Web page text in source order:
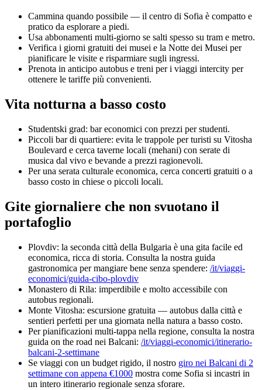
Cammina quando possibile — il centro di Sofia è compatto e
pratico da esplorare a piedi.
Usa abbonamenti multi-giorno se salti spesso su tram e metro.
Verifica i giorni gratuiti dei musei e la Notte dei Musei per
pianificare le visite e risparmiare sugli ingressi.
Prenota in anticipo autobus e treni per i viaggi intercity per
ottenere le tariffe più convenienti.
Vita notturna a basso costo
Studentski grad: bar economici con prezzi per studenti.
Piccoli bar di quartiere: evita le trappole per turisti su Vitosha
Boulevard e cerca taverne locali (mehani) con serate di
musica dal vivo e bevande a prezzi ragionevoli.
Per una serata culturale economica, cerca concerti gratuiti o a
basso costo in chiese o piccoli locali.
Gite giornaliere che non svuotano il
portafoglio
Plovdiv: la seconda città della Bulgaria è una gita facile ed
economica, ricca di storia. Consulta la nostra guida
gastronomica per mangiare bene senza spendere: /it/viaggi-
economici/guida-cibo-plovdiv
Monastero di Rila: imperdibile e molto accessibile con
autobus regionali.
Monte Vitosha: escursione gratuita — autobus dalla città e
sentieri perfetti per una giornata nella natura a basso costo.
Per pianificazioni multi-tappa nella regione, consulta la nostra
guida on the road nei Balcani: /it/viaggi-economici/itinerario-
balcani-2-settimane
Se viaggi con un budget rigido, il nostro giro nei Balcani di 2
settimane con appena €1000 mostra come Sofia si incastri in
un intero itinerario regionale senza sforare.